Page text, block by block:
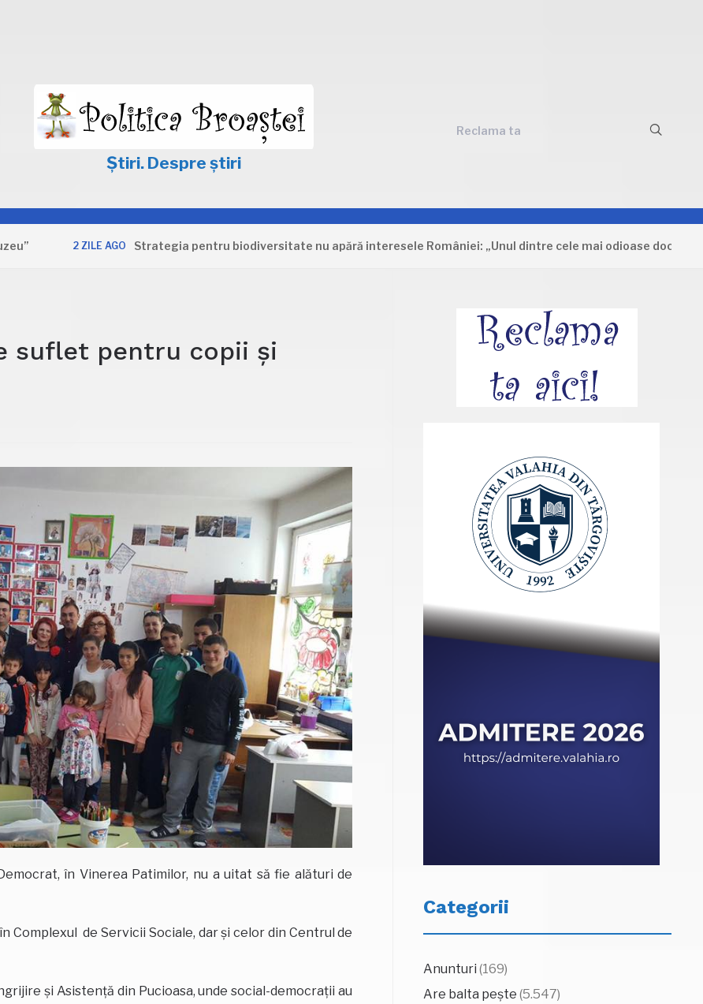
Știri. Despre știri
Reclama ta
2 ZILE AGO Strategia pentru biodiversitate nu apără interesele României: „Unul dintre cele mai odioase documente care
suflet pentru copii și
în Vinerea Patimilor, nu a uitat să fie alături de
Complexul de Servicii Sociale, dar și celor din Centrul de
și Asistență din Pucioasa, unde social-democrații au
Categorii
Anunturi (169)
Are balta pește (5.547)